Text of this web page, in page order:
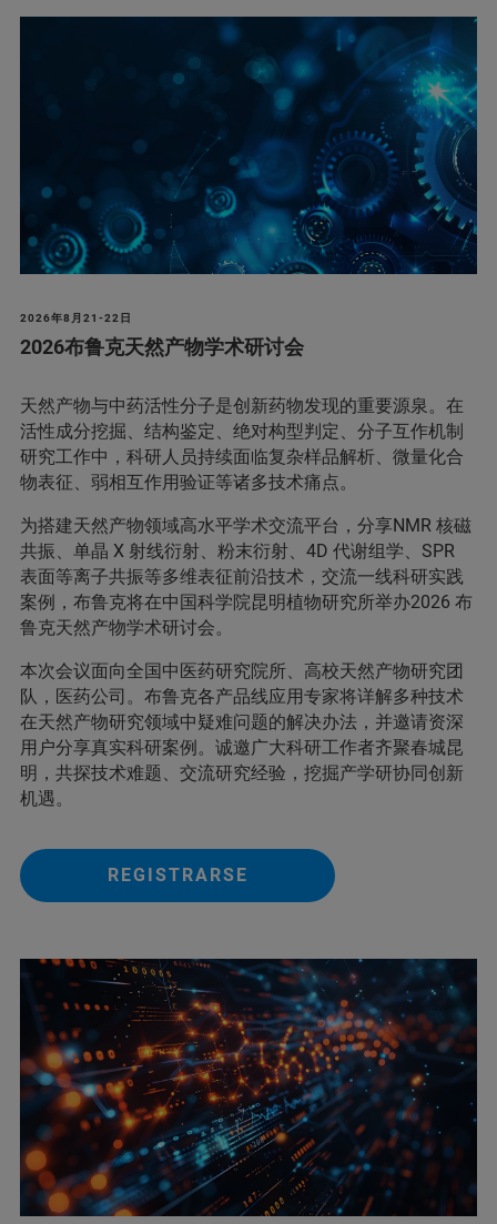
2026年8月21-22日
2026布鲁克天然产物学术研讨会
天然产物与中药活性分子是创新药物发现的重要源泉。在
活性成分挖掘、结构鉴定、绝对构型判定、分子互作机制
研究工作中，科研人员持续面临复杂样品解析、微量化合
物表征、弱相互作用验证等诸多技术痛点。
为搭建天然产物领域高水平学术交流平台，分享NMR 核磁
共振、单晶 X 射线衍射、粉末衍射、4D 代谢组学、SPR
表面等离子共振等多维表征前沿技术，交流一线科研实践
案例，布鲁克将在中国科学院昆明植物研究所举办2026 布
鲁克天然产物学术研讨会。
本次会议面向全国中医药研究院所、高校天然产物研究团
队，医药公司。布鲁克各产品线应用专家将详解多种技术
在天然产物研究领域中疑难问题的解决办法，并邀请资深
用户分享真实科研案例。诚邀广大科研工作者齐聚春城昆
明，共探技术难题、交流研究经验，挖掘产学研协同创新
机遇。
REGISTRARSE